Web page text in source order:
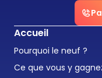
Accueil
Pourquoi le neuf ?
Ce que vous y